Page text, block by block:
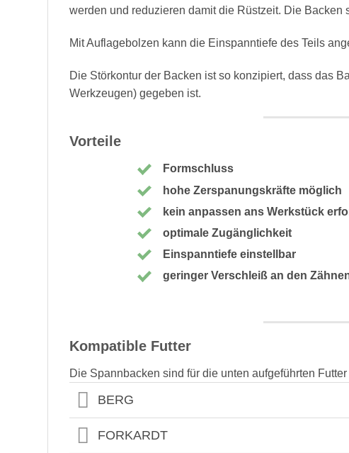
werden und reduzieren damit die Rüstzeit. Die Backen
Mit Auflagebolzen kann die Einspanntiefe des Teils
Die Störkontur der Backen ist so konzipiert, dass das
Werkzeugen) gegeben ist.
Vorteile
Formschluss
hohe Zerspanungskräfte möglich
kein anpassen ans Werkstück
optimale Zugänglichkeit
Einspanntiefe einstellbar
geringer Verschleiß an den
Kompatible Futter
Die Spannbacken sind für die unten aufgeführten
BERG
FORKARDT